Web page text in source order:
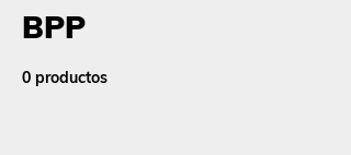
BPP
0 productos